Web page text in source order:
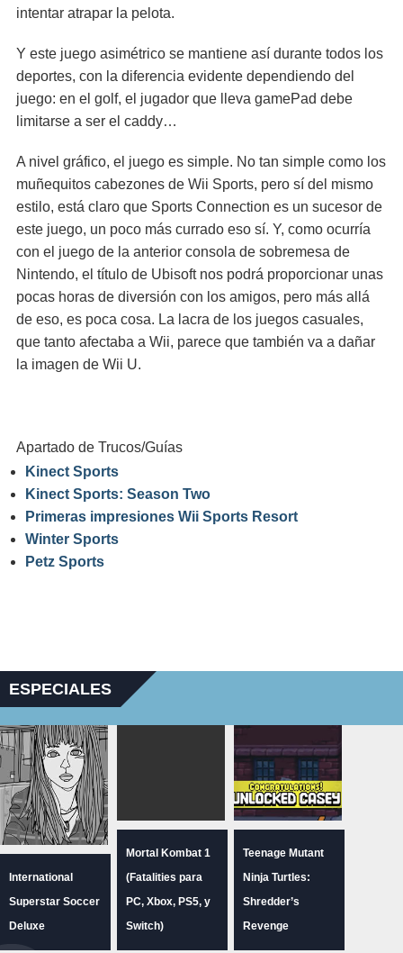
intentar atrapar la pelota.
Y este juego asimétrico se mantiene así durante todos los
deportes, con la diferencia evidente dependiendo del
juego: en el golf, el jugador que lleva gamePad debe
limitarse a ser el caddy…
A nivel gráfico, el juego es simple. No tan simple como los
muñequitos cabezones de Wii Sports, pero sí del mismo
estilo, está claro que Sports Connection es un sucesor de
este juego, un poco más currado eso sí. Y, como ocurría
con el juego de la anterior consola de sobremesa de
Nintendo, el título de Ubisoft nos podrá proporcionar unas
pocas horas de diversión con los amigos, pero más allá
de eso, es poca cosa. La lacra de los juegos casuales,
que tanto afectaba a Wii, parece que también va a dañar
la imagen de Wii U.
Apartado de Trucos/Guías
Kinect Sports
Kinect Sports: Season Two
Primeras impresiones Wii Sports Resort
Winter Sports
Petz Sports
ESPECIALES
International
Superstar Soccer
Deluxe
Mortal Kombat 1
(Fatalities para
PC, Xbox, PS5, y
Switch)
Teenage Mutant
Ninja Turtles:
Shredder’s
Revenge